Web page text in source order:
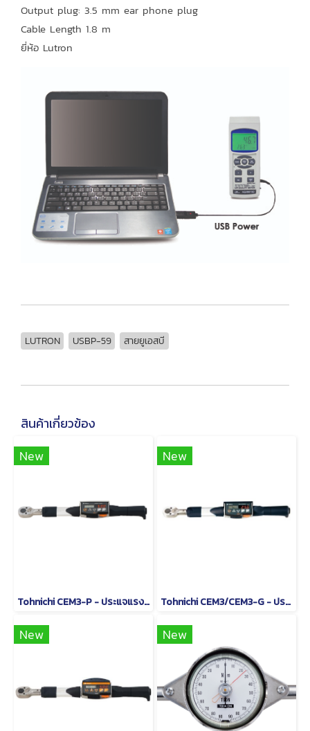
Output plug: 3.5 mm ear phone plug
Cable Length 1.8 m
ยี่ห้อ Lutron
LUTRON USBP-59 สายยูเอสบี
สินค้าเกี่ยวข้อง
New
Tohnichi CEM3-P - ประแจแรงบิดดิจิตอลชนิดหัวเปลี่ยนได้
New
Tohnichi CEM3/CEM3-G - ประแจวัดแรงบิดแบบอ่านค่าโดยตรง
New New